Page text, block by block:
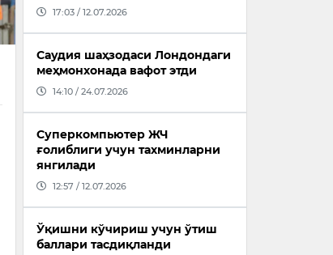
17:03 / 12.07.2026
Саудия шаҳзодаси Лондондаги
меҳмонхонада вафот этди
14:10 / 24.07.2026
Суперкомпьютер ЖЧ
ғолиблиги учун тахминларни
янгилади
12:57 / 12.07.2026
Ўқишни кўчириш учун ўтиш
баллари тасдиқланди